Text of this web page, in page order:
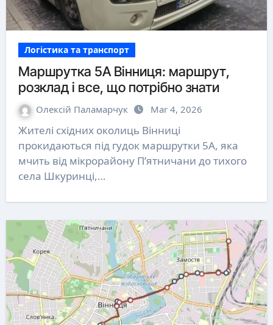
Логістика та транспорт
Маршрутка 5А Вінниця: маршрут,
розклад і все, що потрібно знати
Олексій Паламарчук Mar 4, 2026
Жителі східних околиць Вінниці
прокидаються під гудок маршрутки 5А, яка
мчить від мікрорайону П’ятничани до тихого
села Шкуринці,…